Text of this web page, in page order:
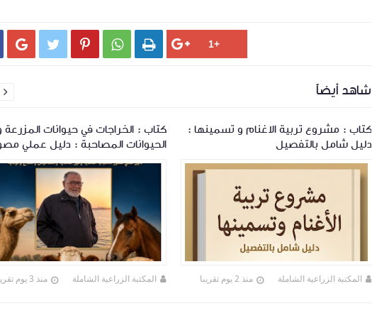
    
شاهد أيضاً
كتاب : مشروع تربية الاغنام و تسمينها :
دليل شامل بالتفصيل
المكتبة الزراعية الشاملة منذ 2 يوم تقريبا
كتاب : الخراجات في حيوانات المزرعة
الحيوانات المصاحبة : دليل عملي
المكتبة الزراعية الشاملة منذ 3 يوم تقريبا
